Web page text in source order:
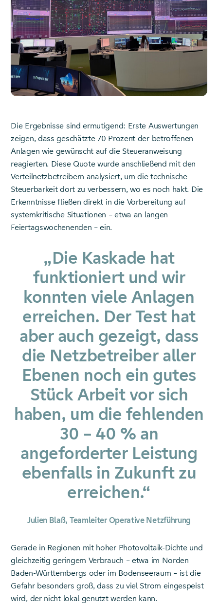
Die Ergebnisse sind ermutigend: Erste Auswertungen
zeigen, dass geschätzte 70 Prozent der betroffenen
Anlagen wie gewünscht auf die Steueranweisung
reagierten. Diese Quote wurde anschließend mit den
Verteilnetzbetreibern analysiert, um die technische
Steuerbarkeit dort zu verbessern, wo es noch hakt. Die
Erkenntnisse fließen direkt in die Vorbereitung auf
systemkritische Situationen – etwa an langen
Feiertagswochenenden – ein.
„Die Kaskade hat
funktioniert und wir
konnten viele Anlagen
erreichen. Der Test hat
aber auch gezeigt, dass
die Netzbetreiber aller
Ebenen noch ein gutes
Stück Arbeit vor sich
haben, um die fehlenden
30 – 40 % an
angeforderter Leistung
ebenfalls in Zukunft zu
erreichen.“
Julien Blaß, Teamleiter Operative Netzführung
Gerade in Regionen mit hoher Photovoltaik-Dichte und
gleichzeitig geringem Verbrauch – etwa im Norden
Baden-Württembergs oder im Bodenseeraum – ist die
Gefahr besonders groß, dass zu viel Strom eingespeist
wird, der nicht lokal genutzt werden kann.